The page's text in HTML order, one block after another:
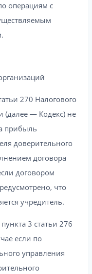
операциям с
270 Налогового
(далее — Кодекс) не
прибыль
доверительного
договора
договором
что
учредитель.
3 статьи 276
если по
управления